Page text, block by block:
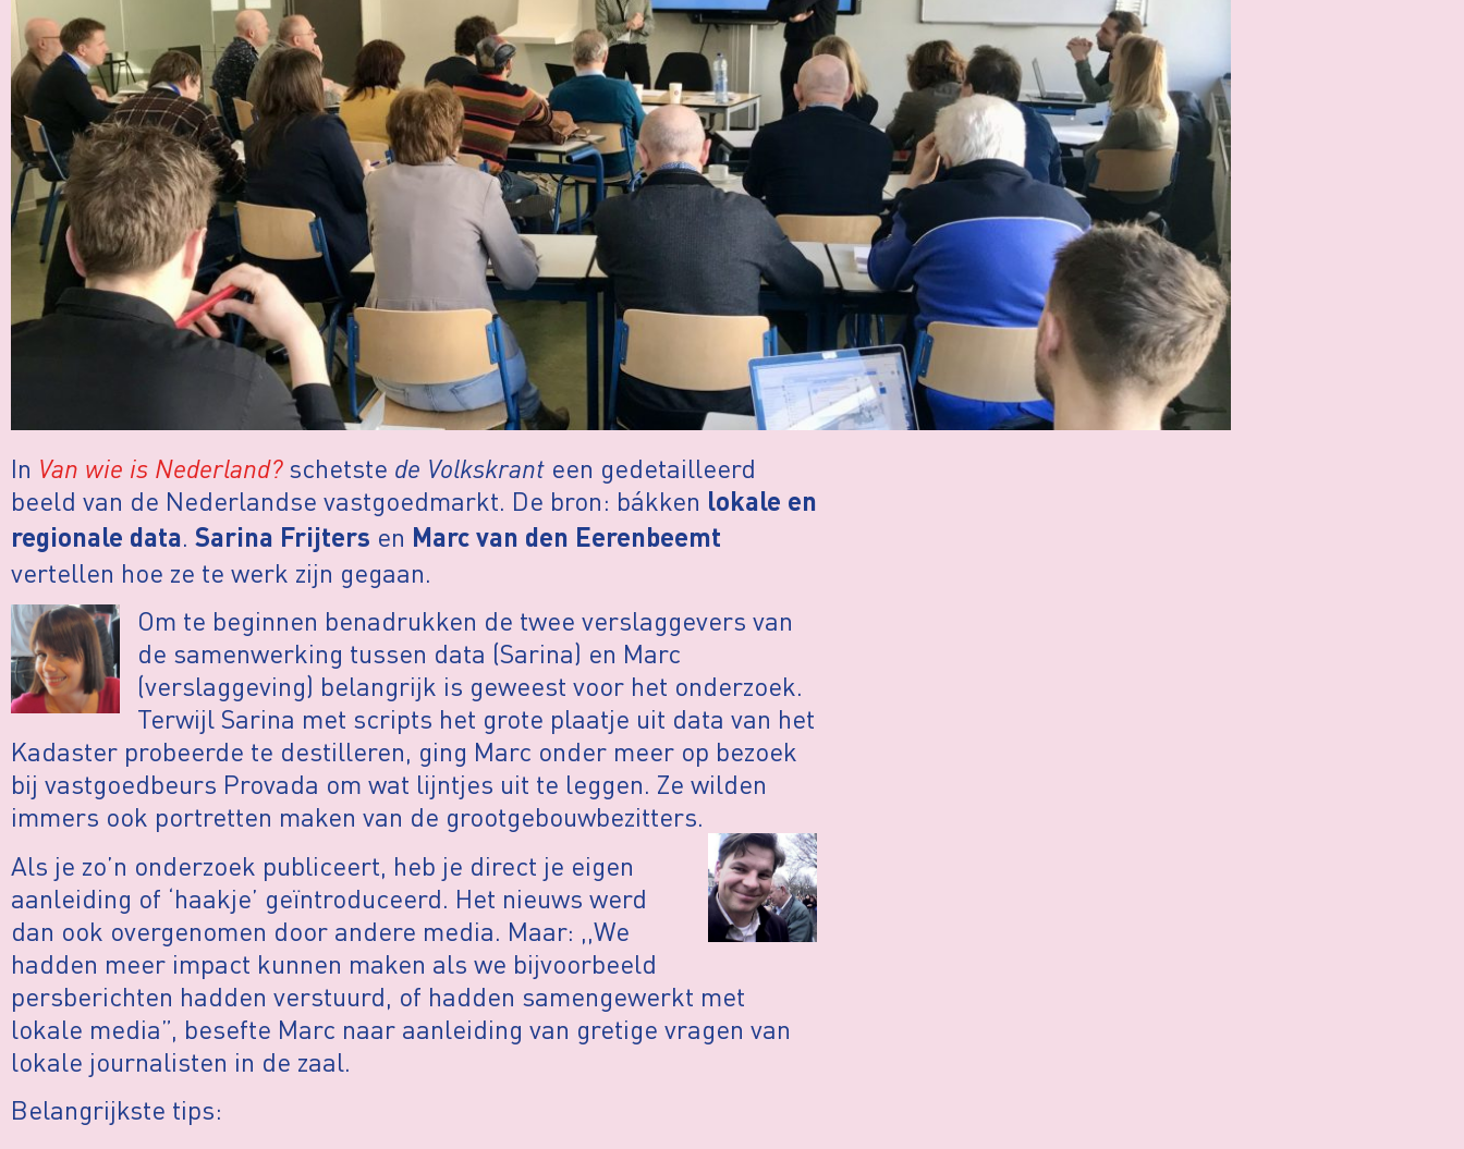
In Van wie is Nederland?schetste de Volkskrant een gedetailleerd
beeld van de Nederlandse vastgoedmarkt. De bron: bákken lokale en
regionale data. Sarina Frijters en Marc van den Eerenbeemt
vertellen hoe ze te werk zijn gegaan.
Om te beginnen benadrukken de twee verslaggevers van
de samenwerking tussen data (Sarina) en Marc
(verslaggeving) belangrijk is geweest voor het onderzoek.
Terwijl Sarina met scripts het grote plaatje uit data van het
Kadaster probeerde te destilleren, ging Marc onder meer op bezoek
bij vastgoedbeurs Provada om wat lijntjes uit te leggen. Ze wilden
immers ook portretten maken van de grootgebouwbezitters.
Als je zo’n onderzoek publiceert, heb je direct je eigen
aanleiding of ‘haakje’ geïntroduceerd. Het nieuws werd
dan ook overgenomen door andere media. Maar: ,,We
hadden meer impact kunnen maken als we bijvoorbeeld
persberichten hadden verstuurd, of hadden samengewerkt met
lokale media”, besefte Marc naar aanleiding van gretige vragen van
lokale journalisten in de zaal.
Belangrijkste tips: